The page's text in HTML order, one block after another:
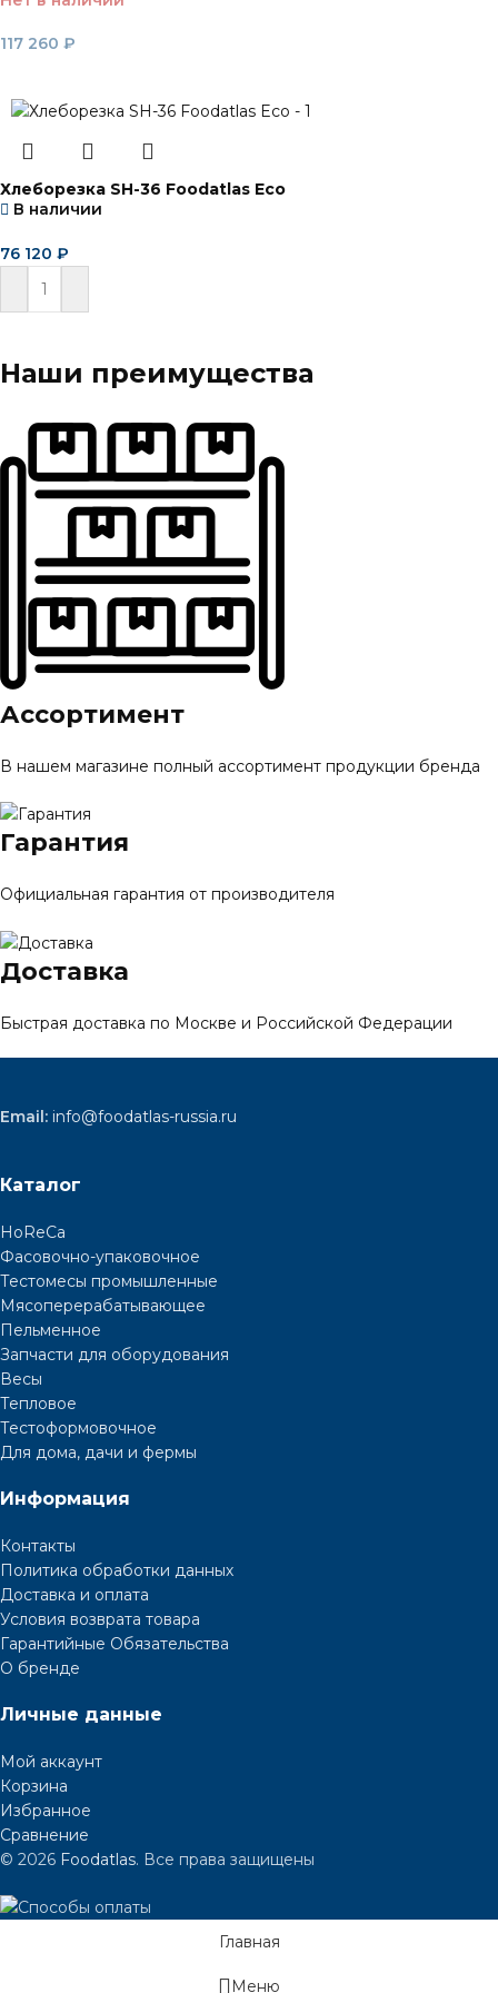
117 260 ₽
Хлеборезка SH-36 Foodatlas Eco
В наличии
76 120 ₽
Наши преимущества
Ассортимент
В нашем магазине полный ассортимент продукции бренда
Гарантия
Официальная гарантия от производителя
Доставка
Быстрая доставка по Москве и Российской Федерации
Email: info@foodatlas-russia.ru
Каталог
HoReCa
Фасовочно-упаковочное
Тестомесы промышленные
Мясоперерабатывающее
Пельменное
Запчасти для оборудования
Весы
Тепловое
Тестоформовочное
Для дома, дачи и фермы
Информация
Контакты
Политика обработки данных
Доставка и оплата
Условия возврата товара
Гарантийные Обязательства
О бренде
Личные данные
Мой аккаунт
Корзина
Избранное
Сравнение
© 2026 Foodatlas. Все права защищены
Главная
Меню